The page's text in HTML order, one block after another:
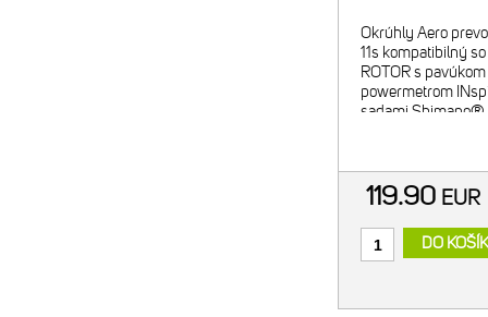
Okrúhly Aero
11s kompatibilný
ROTOR s
powermetrom
sadami Shimano®
R9200-P, FC-R9
119.90 EUR
DO